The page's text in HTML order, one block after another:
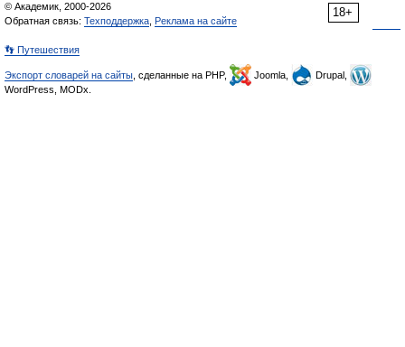
18+
© Академик, 2000-2026
Обратная связь: Техподдержка Реклама на сайте
👣 Путешествия
Экспорт словарей на сайты , сделанные на PHP, Joomla,
Drupal,
WordPress, MODx.